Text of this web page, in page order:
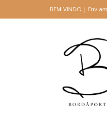
BEM-VINDO |